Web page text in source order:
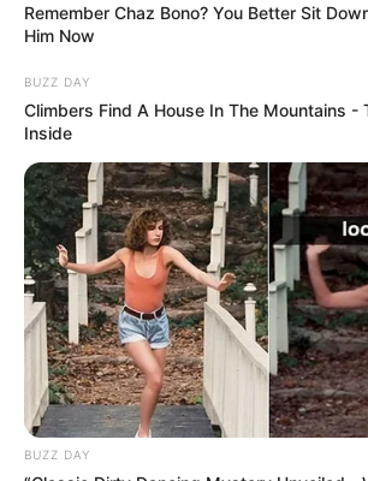
Remember Chaz Bono? You Better Sit
Him Now
BUZZ DAY
Climbers Find A House In The Mountains -
Inside
BUZZ DAY